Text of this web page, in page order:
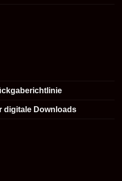
digitale Downloads